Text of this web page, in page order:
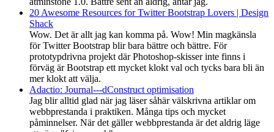
20 Awesome Resources for Twitter Bootstrap Lovers | Design
Shack
Wow. Det är allt jag kan komma på. Wow! Min magkänsla
för Twitter Bootstrap blir bara bättre och bättre. För
prototypdrivna projekt där Photoshop-skisser inte finns i
förväg är Bootstrap ett mycket klokt val och tycks bara bli än
mer klokt att välja.
Adactio: Journal---dConstruct optimisation
Jag blir alltid glad när jag läser såhär välskrivna artiklar om
webbprestanda i praktiken. Många tips och mycket
påminnelser. När det gäller webbprestanda är det aldrig läge